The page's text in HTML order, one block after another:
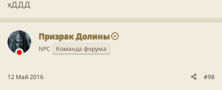
хДДД
Призрак Долины
NPC Команда форума
12 Май 2016 #98